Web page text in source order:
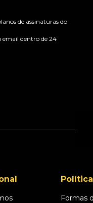
de assinaturas do
email dentro de 24
Formas